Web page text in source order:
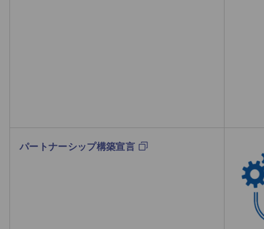
パートナーシップ構築宣言